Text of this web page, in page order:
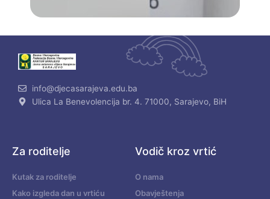
info@djecasarajeva.edu.ba
Ulica La Benevolencija br. 4. 71000, Sarajevo, BiH
Za roditelje
Kutak za roditelje
Kako izgleda dan u vrtiću
Vodič kroz vrtić
O nama
Obavještenja